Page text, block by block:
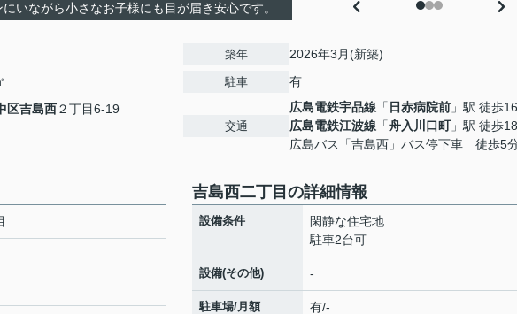
いながら小さなお子様にも目が届き安心です。
区吉島西２丁目6-19
築年 2026年3月(新築)
駐車 有
交通
広島電鉄宇品線 「 日赤病院前 」駅 徒歩
広島電鉄江波線 「舟入川口町」駅 徒歩
広島バス「吉島西」バス停下車 徒歩5
吉島西二丁目の詳細情報
設備条件
閑静な住宅地
駐車2台可
設備(その他) -
駐車場/月額 有/-